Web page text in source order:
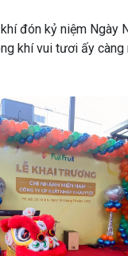
đón kỷ niệm Ngày
khí vui tươi ấy càng